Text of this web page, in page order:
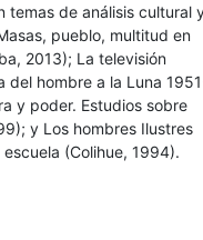
temas de análisis cultural
pueblo, multitud en
2013); La televisión
del hombre a la Luna
y poder. Estudios sobre
y Los hombres Ilustres
(Colihue, 1994).